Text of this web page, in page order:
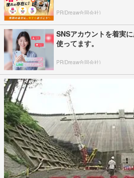
PR(Dreaw合同会社)
SNSアカウントを着実
使ってます。
PR(Dreaw合同会社)